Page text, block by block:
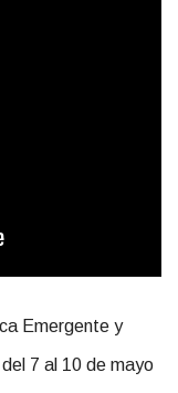
Emergente y
7 al 10 de mayo